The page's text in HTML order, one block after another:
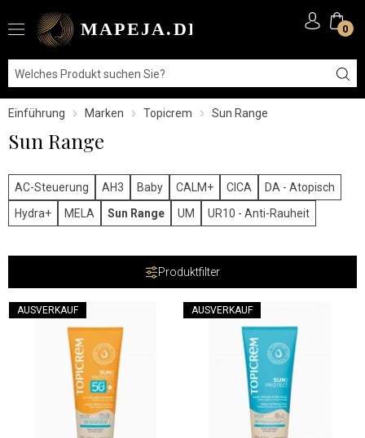
0
Einführung Marken Topicrem Sun Range
Sun Range
AC-Steuerung AH3 Baby CALM+ CICA
DA - Atopisch
Hydra+
MELA Sun Range UM UR10 - Anti-Rauheit
Produktfilter
AUSVERKAUF AUSVERKAUF